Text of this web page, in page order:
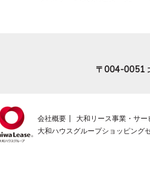
〒004-0051
会社概要 大和リース事業・サー
大和ハウスグループショッピング